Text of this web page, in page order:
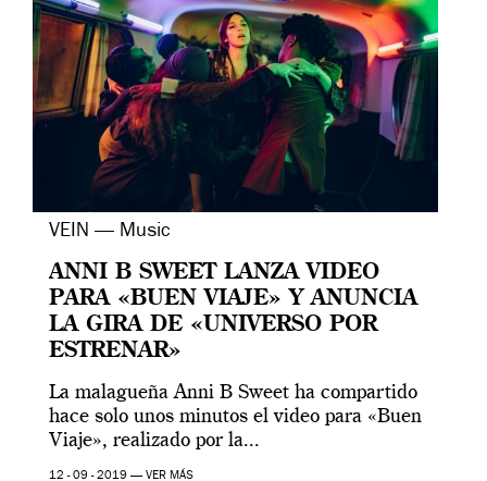
VEIN — Music
ANNI B SWEET LANZA VIDEO
PARA «BUEN VIAJE» Y ANUNCIA
LA GIRA DE «UNIVERSO POR
ESTRENAR»
La malagueña Anni B Sweet ha compartido
hace solo unos minutos el video para «Buen
Viaje», realizado por la...
12 - 09 - 2019 — VER MÁS